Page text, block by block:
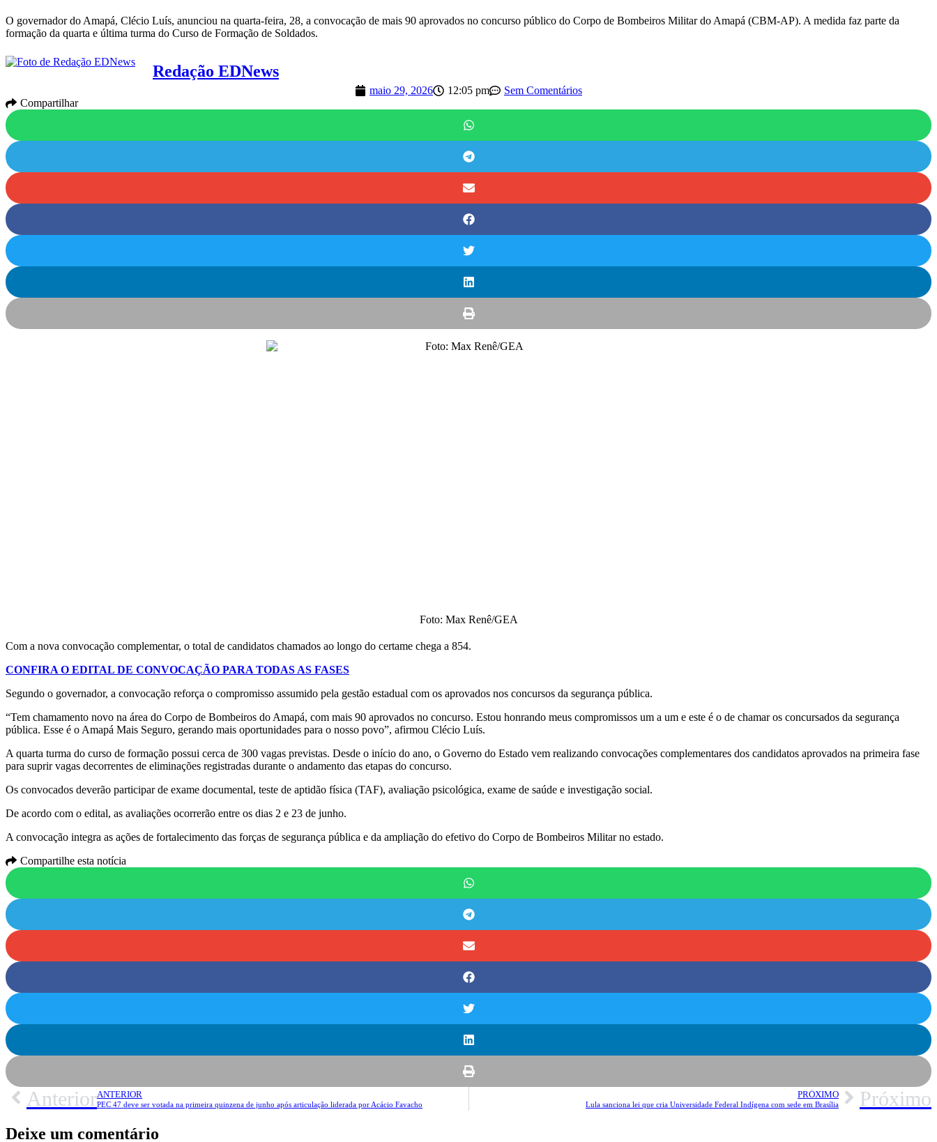
O governador do Amapá, Clécio Luís, anunciou na quarta-feira, 28, a convocação de mais 90 aprovados no concurso público do Corpo de Bombeiros Militar do Amapá (CBM-AP). A medida faz parte da
formação da quarta e última turma do Curso de Formação de Soldados.
Redação EDNews
maio 29, 2026 12:05 pm
Sem Comentários
Compartilhar
Foto: Max Renê/GEA
Com a nova convocação complementar, o total de candidatos chamados ao longo do certame chega a 854.
CONFIRA O EDITAL DE CONVOCAÇÃO PARA TODAS AS FASES
Segundo o governador, a convocação reforça o compromisso assumido pela gestão estadual com os aprovados nos concursos da segurança pública.
“Tem chamamento novo na área do Corpo de Bombeiros do Amapá, com mais 90 aprovados no concurso. Estou honrando meus compromissos um a um e este é o de chamar os concursados da segurança
pública. Esse é o Amapá Mais Seguro, gerando mais oportunidades para o nosso povo”, afirmou Clécio Luís.
A quarta turma do curso de formação possui cerca de 300 vagas previstas. Desde o início do ano, o Governo do Estado vem realizando convocações complementares dos candidatos aprovados na primeira fase
para suprir vagas decorrentes de eliminações registradas durante o andamento das etapas do concurso.
Os convocados deverão participar de exame documental, teste de aptidão física (TAF), avaliação psicológica, exame de saúde e investigação social.
De acordo com o edital, as avaliações ocorrerão entre os dias 2 e 23 de junho.
A convocação integra as ações de fortalecimento das forças de segurança pública e da ampliação do efetivo do Corpo de Bombeiros Militar no estado.
Compartilhe esta notícia
AnteriorANTERIOR
PEC 47 deve ser votada na primeira quinzena de junho após articulação liderada por Acácio Favacho
PRÓXIMO
Lula sanciona lei que cria Universidade Federal Indígena com sede em Brasília Próximo
Deixe um comentário